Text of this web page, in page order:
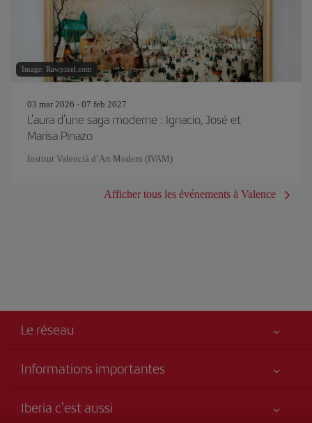
Image: Rawpixel.com
03 mar 2026 - 07 feb 2027
L'aura d'une saga moderne : Ignacio, José et
Marisa Pinazo
Institut Valencià d’Art Modern (IVAM)
Afficher tous les événements à Valence
Le réseau
Informations importantes
Accessibilité
Iberia c'est aussi